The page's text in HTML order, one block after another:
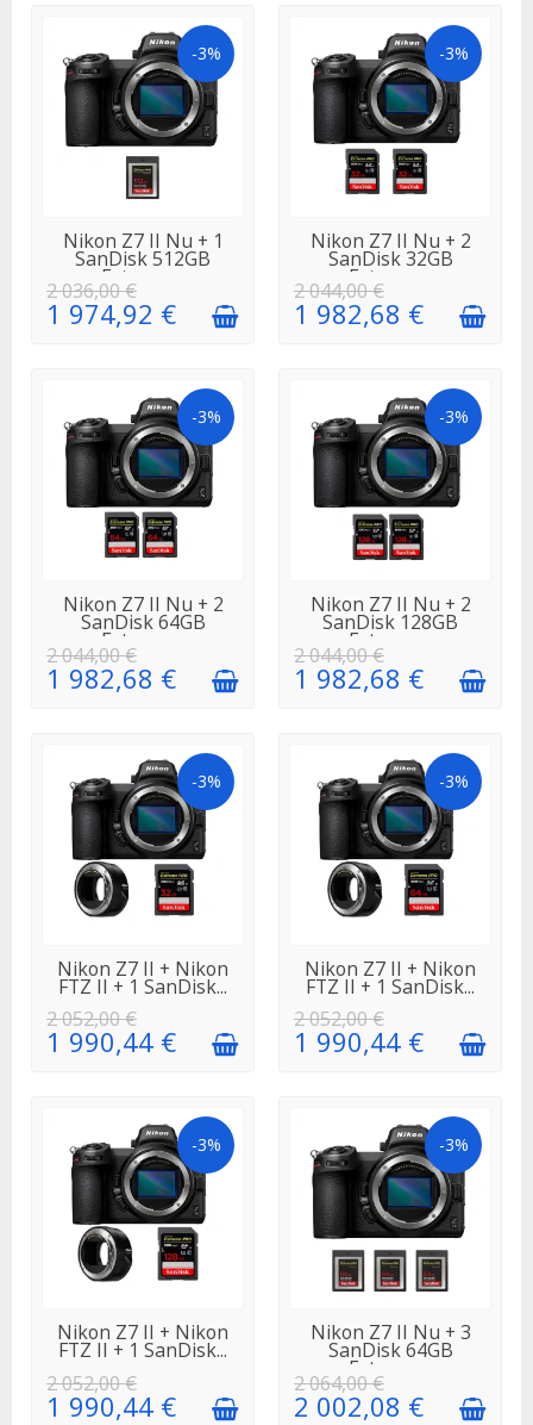
-3%
EN STOCK
Nikon Z7 II Nu + 1
SanDisk 512GB
Extreme...
2 036,00 €
1 974,92 €
-3%
EN STOCK
Nikon Z7 II Nu + 2
SanDisk 32GB
Extreme...
2 044,00 €
1 982,68 €
-3%
EN STOCK
Nikon Z7 II Nu + 2
SanDisk 64GB
Extreme...
2 044,00 €
1 982,68 €
-3%
EN STOCK
Nikon Z7 II Nu + 2
SanDisk 128GB
Extreme...
2 044,00 €
1 982,68 €
-3%
EN STOCK
Nikon Z7 II + Nikon
FTZ II + 1 SanDisk...
2 052,00 €
1 990,44 €
-3%
EN STOCK
Nikon Z7 II + Nikon
FTZ II + 1 SanDisk...
2 052,00 €
1 990,44 €
-3%
EN STOCK
Nikon Z7 II + Nikon
FTZ II + 1 SanDisk...
2 052,00 €
1 990,44 €
-3%
EN STOCK
Nikon Z7 II Nu + 3
SanDisk 64GB
Extreme...
2 064,00 €
2 002,08 €